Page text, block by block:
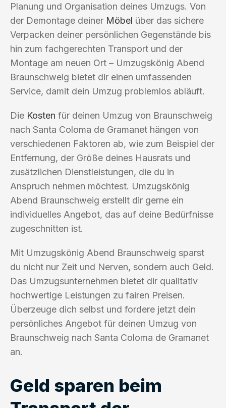
Planung und Organisation deines Umzugs. Von
der Demontage deiner Möbel über das sichere
Verpacken deiner persönlichen Gegenstände bis
hin zum fachgerechten Transport und der
Montage am neuen Ort – Umzugskönig Abend
Braunschweig bietet dir einen umfassenden
Service, damit dein Umzug problemlos abläuft.
Die Kosten für deinen Umzug von Braunschweig
nach Santa Coloma de Gramanet hängen von
verschiedenen Faktoren ab, wie zum Beispiel der
Entfernung, der Größe deines Hausrats und
zusätzlichen Dienstleistungen, die du in
Anspruch nehmen möchtest. Umzugskönig
Abend Braunschweig erstellt dir gerne ein
individuelles Angebot, das auf deine Bedürfnisse
zugeschnitten ist.
Mit Umzugskönig Abend Braunschweig sparst
du nicht nur Zeit und Nerven, sondern auch Geld.
Das Umzugsunternehmen bietet dir qualitativ
hochwertige Leistungen zu fairen Preisen.
Überzeuge dich selbst und fordere jetzt dein
persönliches Angebot für deinen Umzug von
Braunschweig nach Santa Coloma de Gramanet
an.
Geld sparen beim